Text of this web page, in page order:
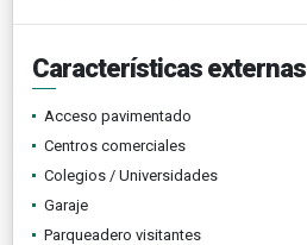
Características externas
Acceso pavimentado
Centros comerciales
Colegios / Universidades
Garaje
Parqueadero visitantes